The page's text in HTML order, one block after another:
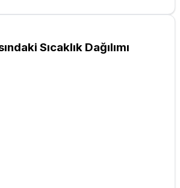
Sıcaklık Dağılımı